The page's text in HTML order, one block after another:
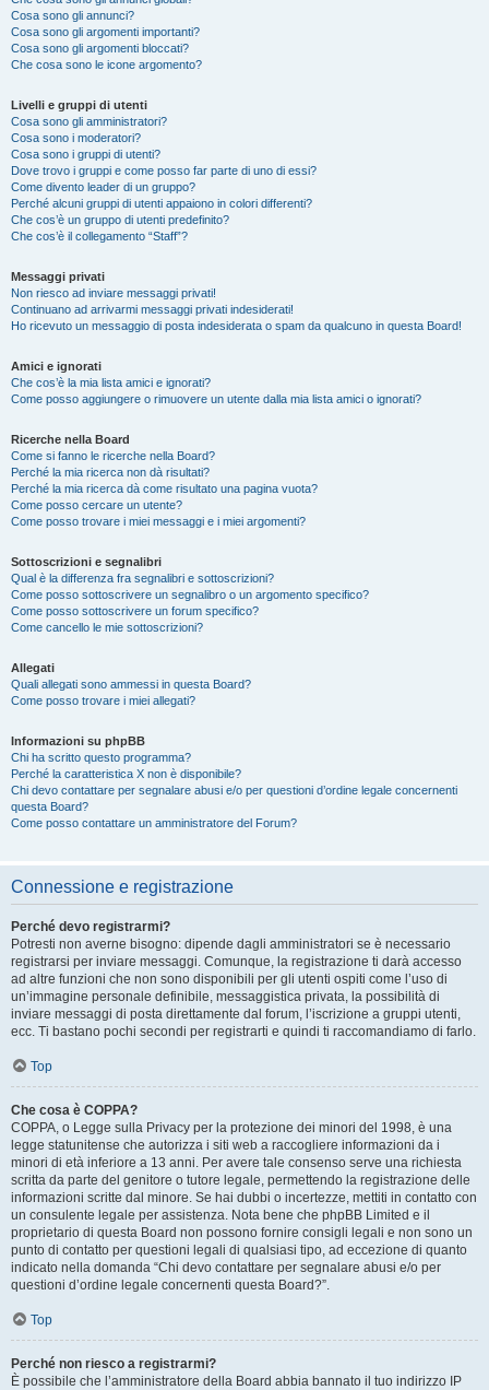
Cosa sono gli annunci?
Cosa sono gli argomenti importanti?
Cosa sono gli argomenti bloccati?
Che cosa sono le icone argomento?
Livelli e gruppi di utenti
Cosa sono gli amministratori?
Cosa sono i moderatori?
Cosa sono i gruppi di utenti?
Dove trovo i gruppi e come posso far parte di uno di essi?
Come divento leader di un gruppo?
Perché alcuni gruppi di utenti appaiono in colori differenti?
Che cos’è un gruppo di utenti predefinito?
Che cos’è il collegamento “Staff”?
Messaggi privati
Non riesco ad inviare messaggi privati!
Continuano ad arrivarmi messaggi privati indesiderati!
Ho ricevuto un messaggio di posta indesiderata o spam da qualcuno in questa Board!
Amici e ignorati
Che cos’è la mia lista amici e ignorati?
Come posso aggiungere o rimuovere un utente dalla mia lista amici o ignorati?
Ricerche nella Board
Come si fanno le ricerche nella Board?
Perché la mia ricerca non dà risultati?
Perché la mia ricerca dà come risultato una pagina vuota?
Come posso cercare un utente?
Come posso trovare i miei messaggi e i miei argomenti?
Sottoscrizioni e segnalibri
Qual è la differenza fra segnalibri e sottoscrizioni?
Come posso sottoscrivere un segnalibro o un argomento specifico?
Come posso sottoscrivere un forum specifico?
Come cancello le mie sottoscrizioni?
Allegati
Quali allegati sono ammessi in questa Board?
Come posso trovare i miei allegati?
Informazioni su phpBB
Chi ha scritto questo programma?
Perché la caratteristica X non è disponibile?
Chi devo contattare per segnalare abusi e/o per questioni d’ordine legale concernenti
questa Board?
Come posso contattare un amministratore del Forum?
Connessione e registrazione
Perché devo registrarmi?
Potresti non averne bisogno: dipende dagli amministratori se è necessario
registrarsi per inviare messaggi. Comunque, la registrazione ti darà accesso
ad altre funzioni che non sono disponibili per gli utenti ospiti come l’uso di
un’immagine personale definibile, messaggistica privata, la possibilità di
inviare messaggi di posta direttamente dal forum, l’iscrizione a gruppi utenti,
ecc. Ti bastano pochi secondi per registrarti e quindi ti raccomandiamo di farlo.
Top
Che cosa è COPPA?
COPPA, o Legge sulla Privacy per la protezione dei minori del 1998, è una
legge statunitense che autorizza i siti web a raccogliere informazioni da i
minori di età inferiore a 13 anni. Per avere tale consenso serve una richiesta
scritta da parte del genitore o tutore legale, permettendo la registrazione delle
informazioni scritte dal minore. Se hai dubbi o incertezze, mettiti in contatto con
un consulente legale per assistenza. Nota bene che phpBB Limited e il
proprietario di questa Board non possono fornire consigli legali e non sono un
punto di contatto per questioni legali di qualsiasi tipo, ad eccezione di quanto
indicato nella domanda “Chi devo contattare per segnalare abusi e/o per
questioni d’ordine legale concernenti questa Board?”.
Top
Perché non riesco a registrarmi?
È possibile che l’amministratore della Board abbia bannato il tuo indirizzo IP